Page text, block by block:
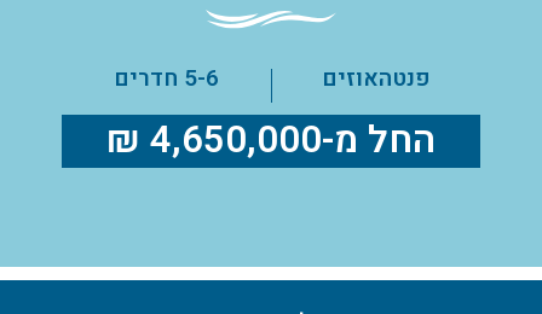
פנטהאוזים 5-6 חדרים
החל מ-4,650,000 ₪